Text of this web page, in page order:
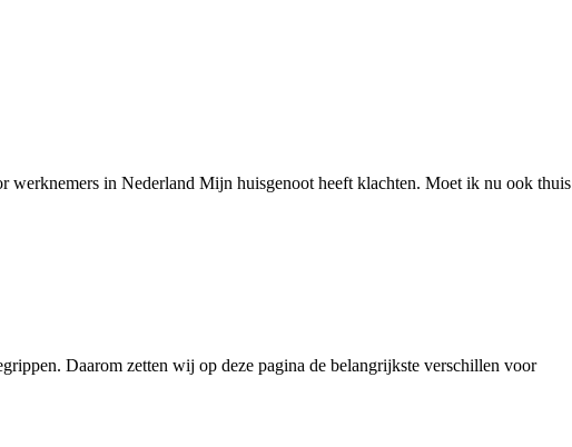
in Nederland Mijn huisgenoot heeft klachten. Moet ik nu ook thuis
Daarom zetten wij op deze pagina de belangrijkste verschillen voor